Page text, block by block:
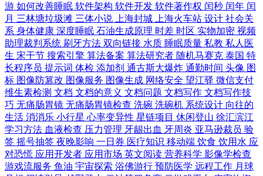
游 如何改善睡眠 软件架构 软件开发 软件著作权 闰秒 闰年 闰
月 三林塘垃圾滩 三体小说 上海封城 上海火车站 设计 社会关
系 身体健康 深度睡眠 石油生成原理 时差 时区 实物加密 视频
助理裁判系统 刷牙方法 双向链接 水质 睡眠质量 私教 私人医
生 宋干节 搜索引擎 算法备案 算法研究者 随机马赛克 泰国 特
长程序员 提示词 体检 添加剂 通古斯大爆炸 通勤时间 头像 图
标 图像防篡改 图像服务 图像生成 网络安全 望江驿 微信支付
维生素检测 文档 文档的意义 文档问题 文档写作 文档写作技
巧 无痛肠胃镜 无痛肠胃镜检查 洗碗 洗碗机 系统设计 向往的
生活 消消乐 小行星 心率变异性 星链项目 休闲登山 徐汇滨江
学习方法 血液检查 压力管理 牙龈出血 牙周炎 亚马逊裁员 验
签 摇号抽签 夜晚影响 一日券 医疗知识 移动端 饮食 饮用水 应
对恐慌 应用开发者 应用市场 英文阅读 营养科学 影像学检查
游戏流服务 鱼油 宇宙探索 浴佛游行 预防医学 远程工作 月球